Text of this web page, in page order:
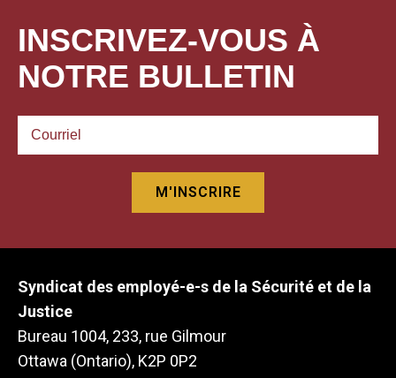
INSCRIVEZ-VOUS À
NOTRE BULLETIN
Syndicat des employé-e-s de la Sécurité et de la
Justice
Bureau 1004, 233, rue Gilmour
Ottawa (Ontario), K2P 0P2